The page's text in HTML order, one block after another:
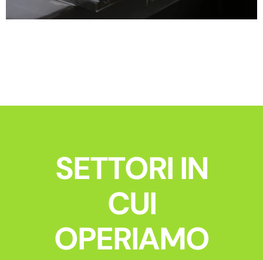
SETTORI IN
CUI
OPERIAMO